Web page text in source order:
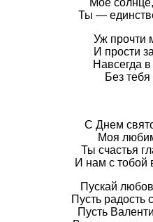
Моё
Ты —
Уж прочти
И прости
Навсегда
Без тебя
С Днем
Моя
Ты счастья
И нам с тобой
Пускай
Пусть радость
Пусть